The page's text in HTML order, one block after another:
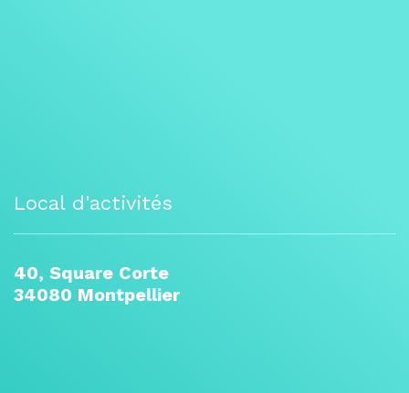
Local d'activités
40, Square Corte
34080 Montpellier